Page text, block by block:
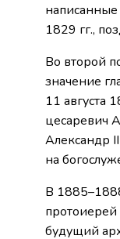
1829 гг.,
Во второй
значение
11 августа
цесаревич
Александр
на
В
будущий